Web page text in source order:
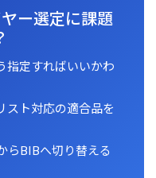
ー選定に課題
指定すればいいかわ
スト対応の適合品を
らBIBへ切り替える